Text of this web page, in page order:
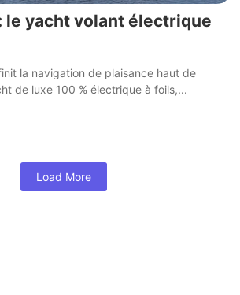
le yacht volant électrique
la navigation de plaisance haut de
de luxe 100 % électrique à foils,...
Load More